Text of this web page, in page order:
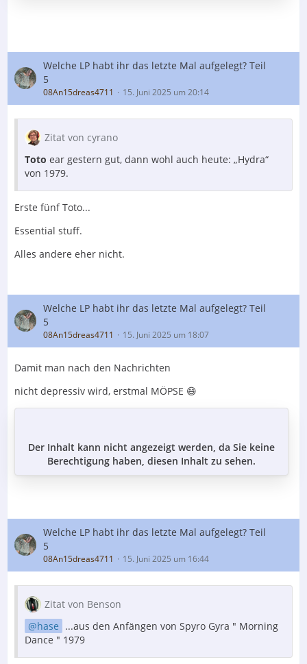
Welche LP habt ihr das letzte Mal aufgelegt? Teil
5
08An15dreas4711 15. Juni 2025 um 20:14
Zitat von cyrano
Toto ear gestern gut, dann wohl auch heute: „Hydra“
von 1979.
Erste fünf Toto...
Essential stuff.
Alles andere eher nicht.
Welche LP habt ihr das letzte Mal aufgelegt? Teil
5
08An15dreas4711 15. Juni 2025 um 18:07
Damit man nach den Nachrichten
nicht depressiv wird, erstmal MÖPSE 😄
Der Inhalt kann nicht angezeigt werden, da Sie keine
Berechtigung haben, diesen Inhalt zu sehen.
Welche LP habt ihr das letzte Mal aufgelegt? Teil
5
08An15dreas4711 15. Juni 2025 um 16:44
Zitat von Benson
hase ...aus den Anfängen von Spyro Gyra " Morning
Dance " 1979